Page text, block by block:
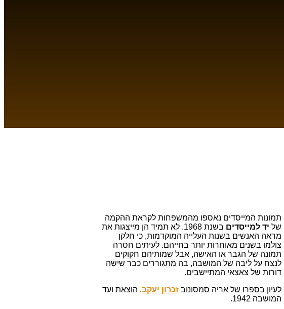
תמונות המייסדים נאספו מהמשפחות לקראת ההקמה
של יד למייסדים
בשנת 1968. לא תמיד הן מייצגות את
מראה האנשים בשנות העלייה המוקדמות, כי חלקן
צולמו בשנים מאוחרות יותר בחייהם. לעיתים חסרה
תמונה של הגבר או האישה, אבל שמותיהם חקוקים
לנצח על ליבה של המושבה, בה מתגוררים כבר שישה
דורות של צאצאי המתיישבים.
לעיון בספרו של אריה סמסונוב זכרון יעקב. הוצאת ועד
המושבה 1942.